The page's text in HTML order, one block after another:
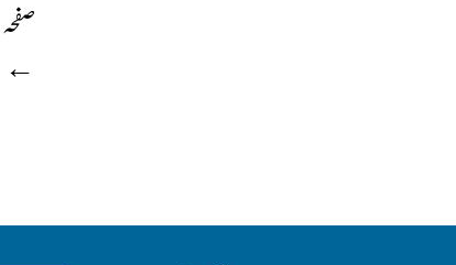
صفحہ
←